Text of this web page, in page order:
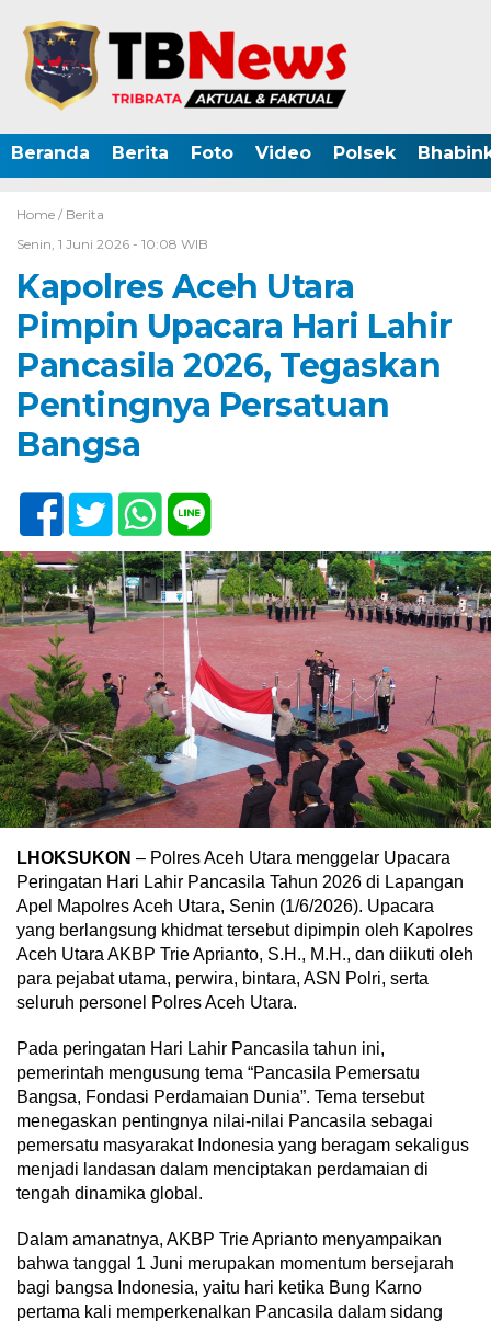
Beranda Berita Foto Video Polsek
Home / Berita
Senin, 1 Juni 2026 - 10:08 WIB
Kapolres Aceh Utara
Pimpin Upacara Hari Lahir
Pancasila 2026, Tegaskan
Pentingnya Persatuan
Bangsa
LHOKSUKON – Polres Aceh Utara menggelar Upacara
Peringatan Hari Lahir Pancasila Tahun 2026 di Lapangan
Apel Mapolres Aceh Utara, Senin (1/6/2026). Upacara
yang berlangsung khidmat tersebut dipimpin oleh Kapolres
Aceh Utara AKBP Trie Aprianto, S.H., M.H., dan diikuti oleh
para pejabat utama, perwira, bintara, ASN Polri, serta
seluruh personel Polres Aceh Utara.
Pada peringatan Hari Lahir Pancasila tahun ini,
pemerintah mengusung tema “Pancasila Pemersatu
Bangsa, Fondasi Perdamaian Dunia”. Tema tersebut
menegaskan pentingnya nilai-nilai Pancasila sebagai
pemersatu masyarakat Indonesia yang beragam sekaligus
menjadi landasan dalam menciptakan perdamaian di
tengah dinamika global.
Dalam amanatnya, AKBP Trie Aprianto menyampaikan
bahwa tanggal 1 Juni merupakan momentum bersejarah
bagi bangsa Indonesia, yaitu hari ketika Bung Karno
pertama kali memperkenalkan Pancasila dalam sidang